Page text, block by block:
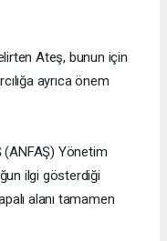
Ateş, bunun için
ayrıca önem
(ANFAŞ) Yönetim
ilgi gösterdiği
alanı tamamen